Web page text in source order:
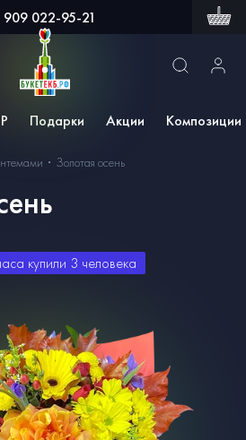
909 022-95-21
Подарки Акции Композиции
Золотая осень
купили 3 человека